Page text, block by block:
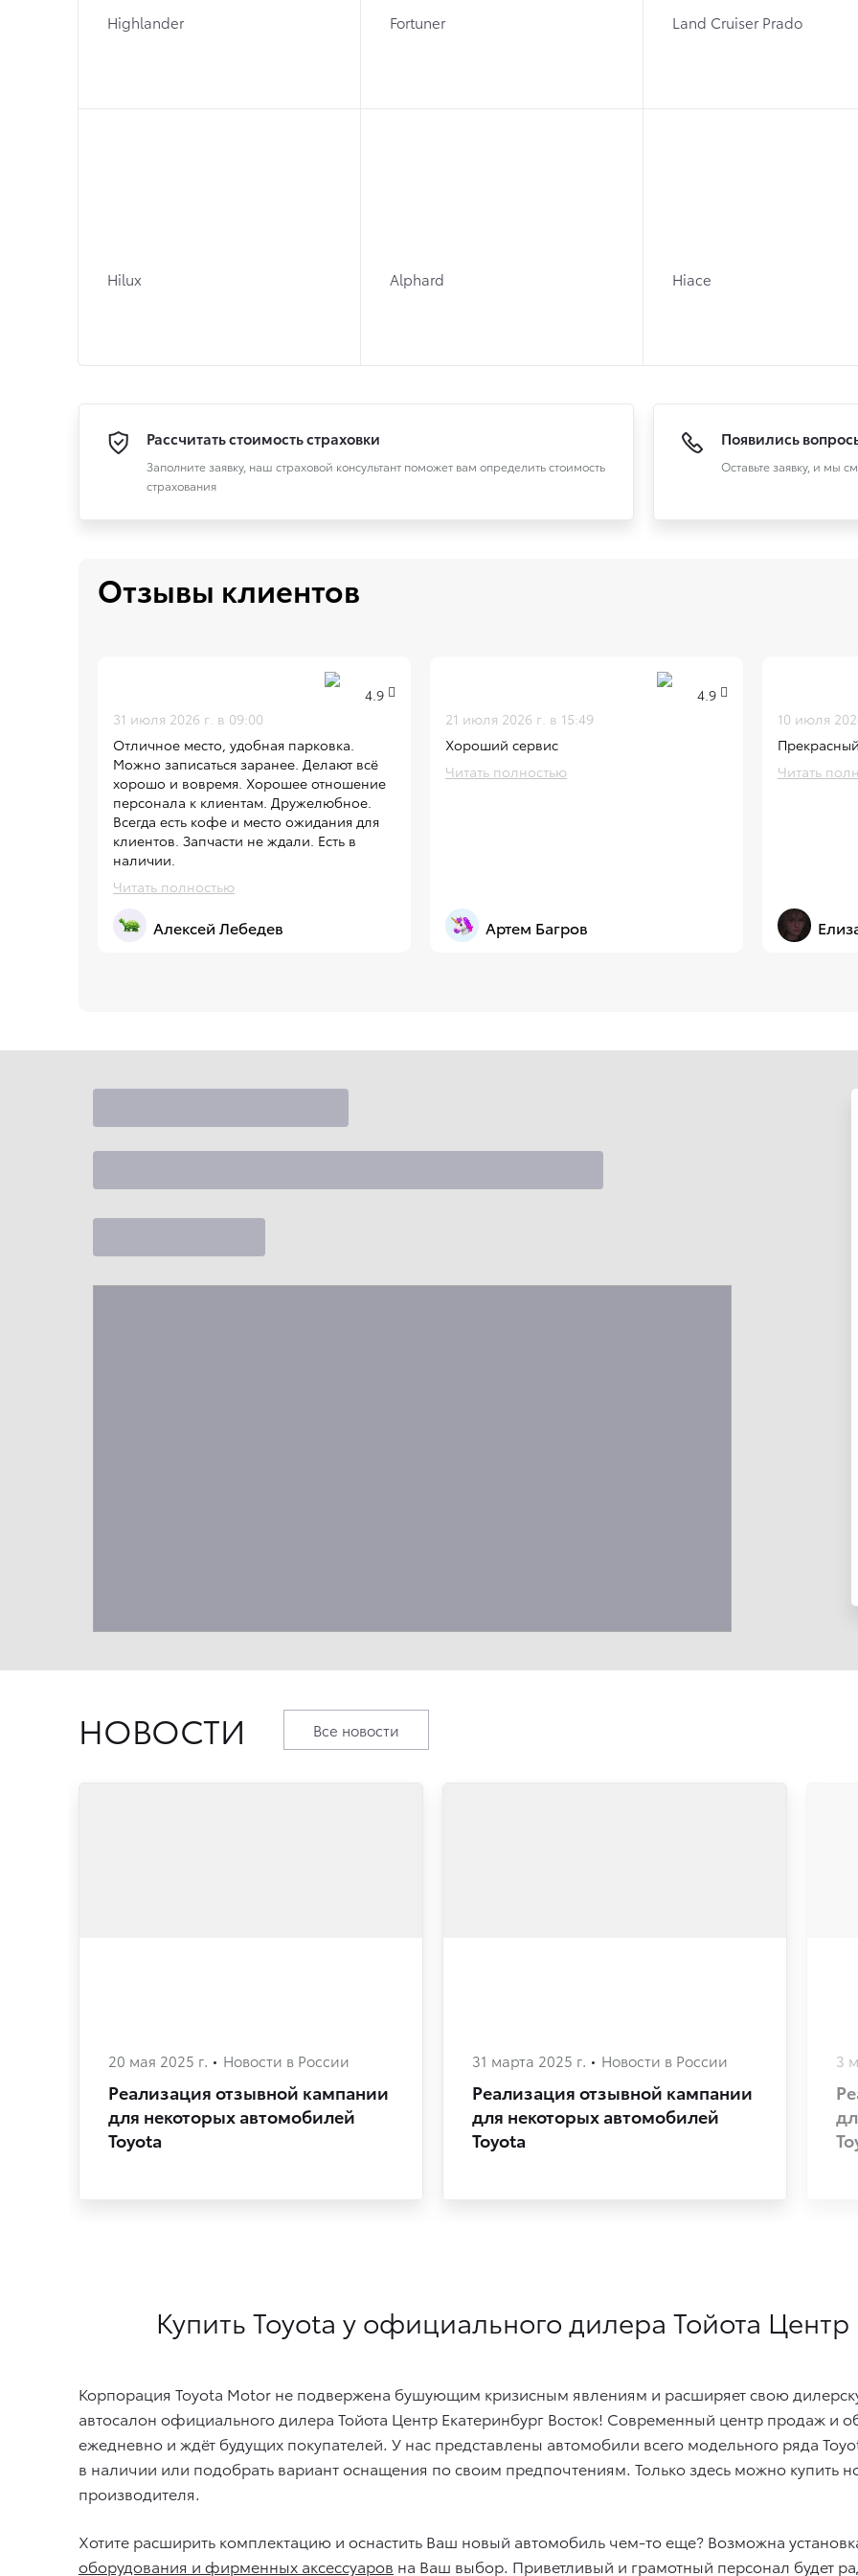
Highlander Fortuner Land Cruiser Prado
Hilux Alphard Hiace
Рассчитать стоимость страховки
Заполните заявку, наш страховой консультант поможет вам определить стоимость
страхования
Появились
Оставьте заявку, и мы
Отзывы клиентов
4.9
31 июля 2026 г. в 09:00
Отличное место, удобная парковка.
Можно записаться заранее. Делают всё
хорошо и вовремя. Хорошее отношение
персонала к клиентам. Дружелюбное.
Всегда есть кофе и место ожидания для
клиентов. Запчасти не ждали. Есть в
наличии.
Читать полностью
Алексей Лебедев
4.9
21 июля 2026 г. в 15:49
Хороший сервис
Читать полностью
Артем Багров
10 июля
Читать
НОВОСТИ Все новости
Новости в России
20 мая 2025 г.
Реализация отзывной кампании
для некоторых автомобилей
Toyota
Новости в России
31 марта 2025 г.
Реализация отзывной кампании
для некоторых автомобилей
Toyota
3
Купить Toyota у официального дилера Тойота Центр
Корпорация Toyota Motor не подвержена бушующим кризисным явлениям и расширяет свою
автосалон официального дилера Тойота Центр Екатеринбург Восток! Современный центр продаж и
ежедневно и ждёт будущих покупателей. У нас представлены автомобили всего модельного ряда
в наличии или подобрать вариант оснащения по своим предпочтениям. Только здесь можно купить
производителя.
Хотите расширить комплектацию и оснастить Ваш новый автомобиль чем-то еще? Возможна
оборудования и фирменных аксессуаров на Ваш выбор. Приветливый и грамотный персонал будет